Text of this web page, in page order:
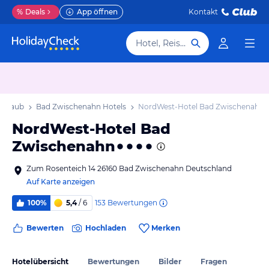
% Deals App öffnen Kontakt
Hotel, Reiseziel
Bad Zwischenahn Hotels NordWest-Hotel Bad Zwischenahn
NordWest-Hotel Bad
Zwischenahn
Zum Rosenteich 14 26160 Bad Zwischenahn Deutschland
Auf Karte anzeigen
100% 5,4/ 6 153 Bewertungen
Bewerten Hochladen Merken
Hotelübersicht Bewertungen Bilder Fragen